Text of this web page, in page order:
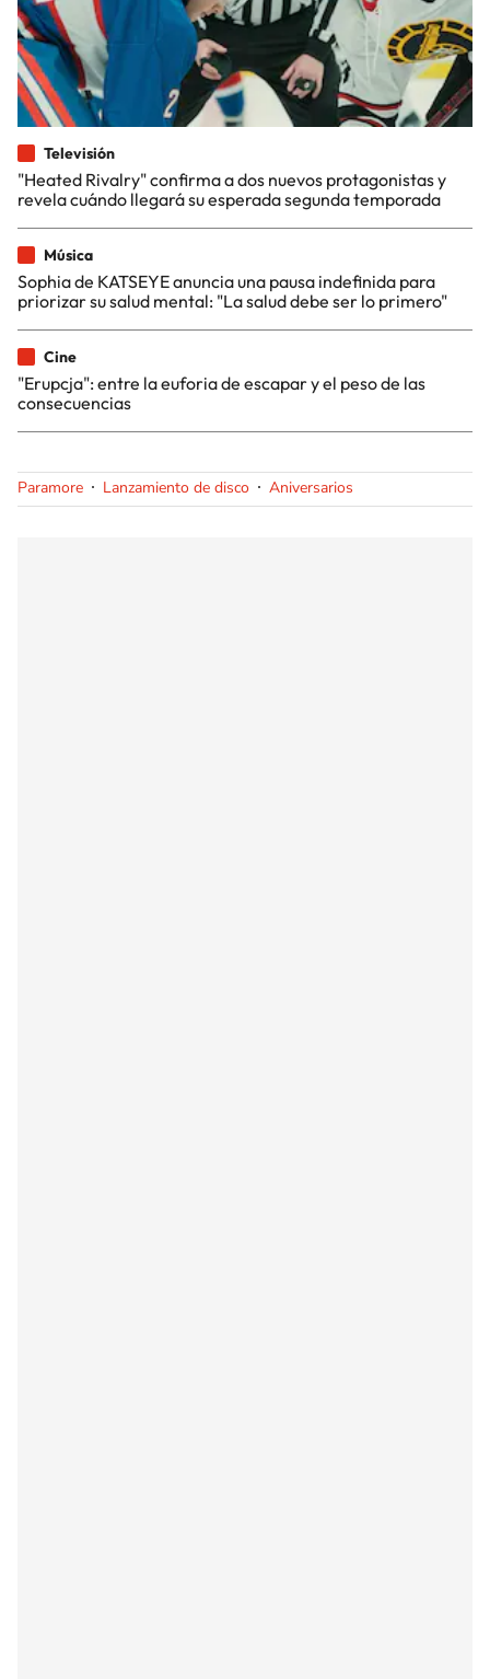
Televisión
"Heated Rivalry" confirma a dos nuevos protagonistas y
revela cuándo llegará su esperada segunda temporada
Música
Sophia de KATSEYE anuncia una pausa indefinida para
priorizar su salud mental: "La salud debe ser lo primero"
Cine
"Erupcja": entre la euforia de escapar y el peso de las
consecuencias
Paramore Lanzamiento de disco Aniversarios